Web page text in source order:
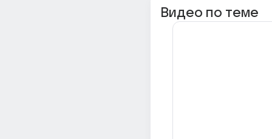
Видео по теме